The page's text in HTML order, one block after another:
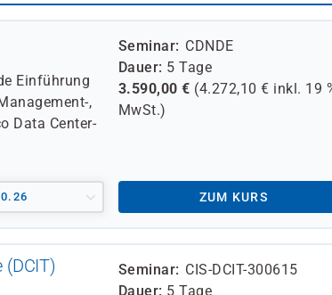
Einführung
,
Data Center-
Seminar
CDNDE
Dauer 5 Tage
3.590,00 € (4.272,10 € inkl. 19
MwSt.)
ZUM KURS
Seminar
CIS-DCIT-300615
Dauer 5 Tage